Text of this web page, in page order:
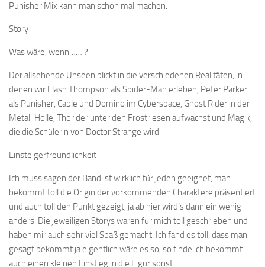
Punisher Mix kann man schon mal machen.
Story
Was wäre, wenn…… ?
Der allsehende Unseen blickt in die verschiedenen Realitäten, in
denen wir Flash Thompson als Spider-Man erleben, Peter Parker
als Punisher, Cable und Domino im Cyberspace, Ghost Rider in der
Metal-Hölle, Thor der unter den Frostriesen aufwächst und Magik,
die die Schülerin von Doctor Strange wird.
Einsteigerfreundlichkeit
Ich muss sagen der Band ist wirklich für jeden geeignet, man
bekommt toll die Origin der vorkommenden Charaktere präsentiert
und auch toll den Punkt gezeigt, ja ab hier wird’s dann ein wenig
anders. Die jeweiligen Storys waren für mich toll geschrieben und
haben mir auch sehr viel Spaß gemacht. Ich fand es toll, dass man
gesagt bekommt ja eigentlich wäre es so, so finde ich bekommt
auch einen kleinen Einstieg in die Figur sonst.